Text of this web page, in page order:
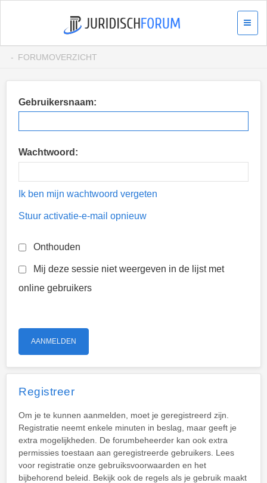
FORUMOVERZICHT
Gebruikersnaam:
Wachtwoord:
Ik ben mijn wachtwoord vergeten
Stuur activatie-e-mail opnieuw
Onthouden
Mij deze sessie niet weergeven in de lijst met
online gebruikers
Registreer
Om je te kunnen aanmelden, moet je geregistreerd zijn.
Registratie neemt enkele minuten in beslag, maar geeft je
extra mogelijkheden. De forumbeheerder kan ook extra
permissies toestaan aan geregistreerde gebruikers. Lees
voor registratie onze gebruiksvoorwaarden en het
bijbehorend beleid. Bekijk ook de regels als je gebruik maakt